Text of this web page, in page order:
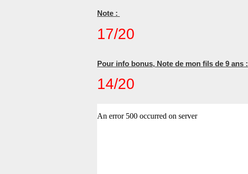
Note :
17/20
Pour info bonus, Note de mon fils de 9 ans :
14/20